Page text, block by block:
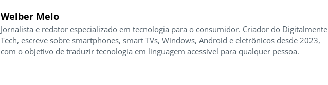
Welber Melo
Jornalista e redator especializado em tecnologia para o consumidor. Criador do Digitalmente
Tech, escreve sobre smartphones, smart TVs, Windows, Android e eletrônicos desde 2023,
com o objetivo de traduzir tecnologia em linguagem acessível para qualquer pessoa.